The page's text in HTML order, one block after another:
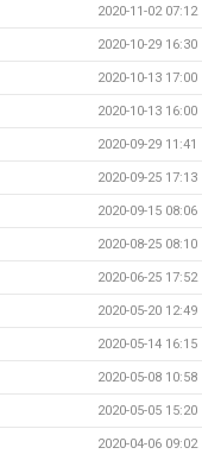
2020-11-02 07:12
2020-10-29 16:30
2020-10-13 17:00
2020-10-13 16:00
2020-09-29 11:41
2020-09-25 17:13
2020-09-15 08:06
2020-08-25 08:10
2020-06-25 17:52
2020-05-20 12:49
2020-05-14 16:15
2020-05-08 10:58
2020-05-05 15:20
2020-04-06 09:02